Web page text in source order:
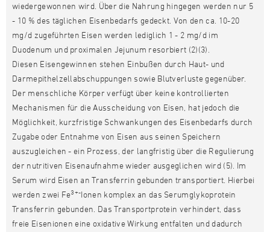
wiedergewonnen wird. Über die Nahrung hingegen werden nur 5
- 10 % des täglichen Eisenbedarfs gedeckt. Von den ca. 10-20
mg/d zugeführten Eisen werden lediglich 1 - 2 mg/d im
Duodenum und proximalen Jejunum resorbiert (2)(3).
Diesen Eisengewinnen stehen Einbußen durch Haut- und
Darmepithelzellabschuppungen sowie Blutverluste gegenüber.
Der menschliche Körper verfügt über keine kontrollierten
Mechanismen für die Ausscheidung von Eisen, hat jedoch die
Möglichkeit, kurzfristige Schwankungen des Eisenbedarfs durch
Zugabe oder Entnahme von Eisen aus seinen Speichern
auszugleichen - ein Prozess, der langfristig über die Regulierung
der nutritiven Eisenaufnahme wieder ausgeglichen wird (5). Im
Serum wird Eisen an Transferrin gebunden transportiert. Hierbei
werden zwei Fe3+-Ionen komplex an das Serumglykoprotein
Transferrin gebunden. Das Transportprotein verhindert, dass
freie Eisenionen eine oxidative Wirkung entfalten und dadurch